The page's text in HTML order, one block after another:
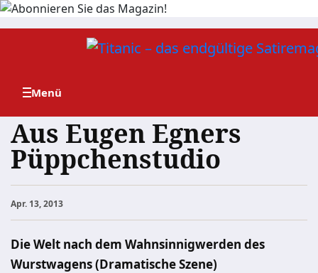
Zum
Aus Eugen Egners
Püppchenstudio
Apr. 13, 2013
Die Welt nach dem Wahnsinnigwerden des
Wurstwagens (Dramatische Szene)